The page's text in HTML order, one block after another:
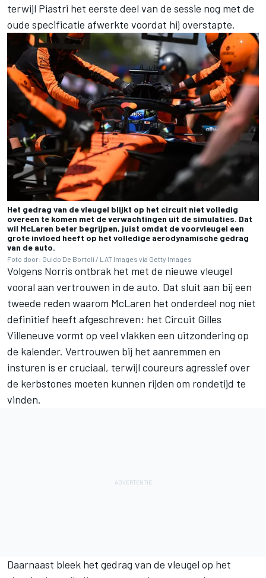
terwijl Piastri het eerste deel van de sessie nog met de
oude specificatie afwerkte voordat hij overstapte.
Het gedrag van de vleugel blijkt op het circuit niet volledig
overeen te komen met de verwachtingen uit de simulaties. Dat
wil McLaren beter begrijpen, juist omdat de voorvleugel een
grote invloed heeft op het volledige aerodynamische gedrag
van de auto.
Foto door: Guido De Bortoli / LAT Images via Getty Images
Volgens Norris ontbrak het met de nieuwe vleugel
vooral aan vertrouwen in de auto. Dat sluit aan bij een
tweede reden waarom McLaren het onderdeel nog niet
definitief heeft afgeschreven: het Circuit Gilles
Villeneuve vormt op veel vlakken een uitzondering op
de kalender. Vertrouwen bij het aanremmen en
insturen is er cruciaal, terwijl coureurs agressief over
de kerbstones moeten kunnen rijden om rondetijd te
vinden.
Daarnaast bleek het gedrag van de vleugel op het